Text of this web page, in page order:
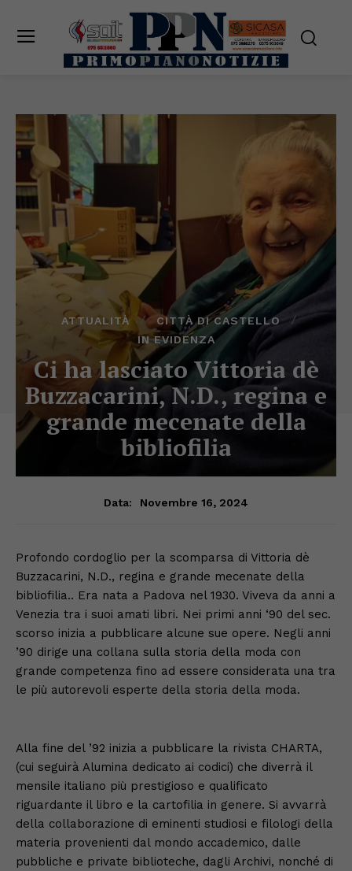
ATTUALITÀ
CITTÀ DI CASTELLO
IN EVIDENZA
Ci ha lasciato Vittoria dè
Buzzacarini, N.D., regina e
grande mecenate della
bibliofilia
Data: Novembre 16, 2024
Profondo cordoglio per la scomparsa di Vittoria dè
Buzzacarini, N.D., regina e grande mecenate della
bibliofilia.. Era nata a Padova nel 1930. Viveva da anni a
Venezia tra i suoi amati libri. Nei primi anni ‘90 del sec.
scorso inizia a pubblicare alcune sue opere. Negli anni
’90 dirige una collana sulla storia della moda con
grande competenza fino ad essere considerata una tra
le più autorevoli esperte della storia della moda.
Alla fine del ’92 inizia a pubblicare la rivista CHARTA,
(cui seguirà Alumina dedicato ai codici) che diverrà il
mensile italiano più prestigioso e qualificato
riguardante il libro e la cartofilia in genere. Si avvarrà
della collaborazione di eminenti studiosi e filologi della
materia provenienti dal mondo accademico, dalle
pubbliche e private biblioteche, dagli Archivi, nonché di